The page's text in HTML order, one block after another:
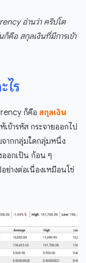
อ่านว่า คริปโต
คือ สกุลเงินที่มีการเข้า
ร
ก็คือ สกุลเงิน
ข้ารหัส กระจายออกไป
ากกลุ่มใดกลุ่มหนึ่ง
อกเป็น ก้อน ๆ
ย่างต่อเนื่องเหมือนโซ่